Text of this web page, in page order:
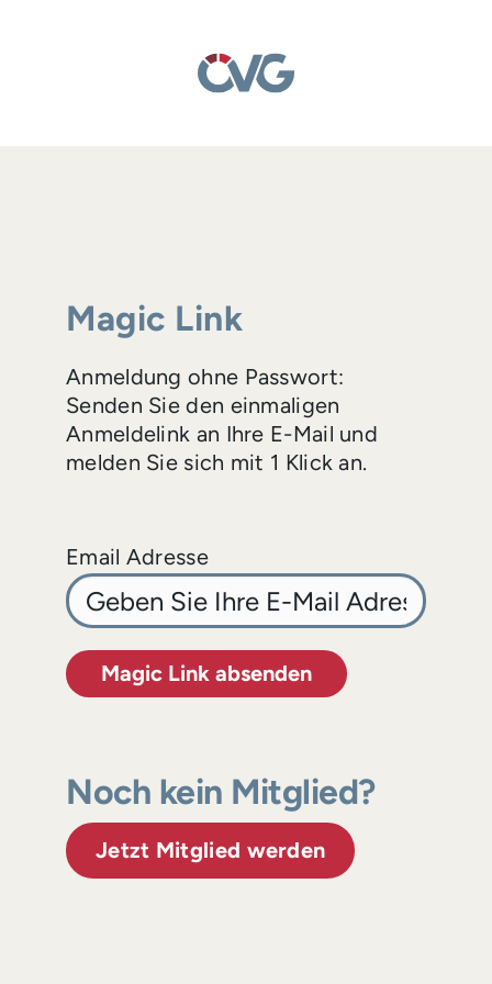
Magic Link
Anmeldung ohne Passwort:
Senden Sie den einmaligen
Anmeldelink an Ihre E-Mail und
melden Sie sich mit 1 Klick an.
Email Adresse
Magic Link absenden
Noch kein Mitglied?
Jetzt Mitglied werden